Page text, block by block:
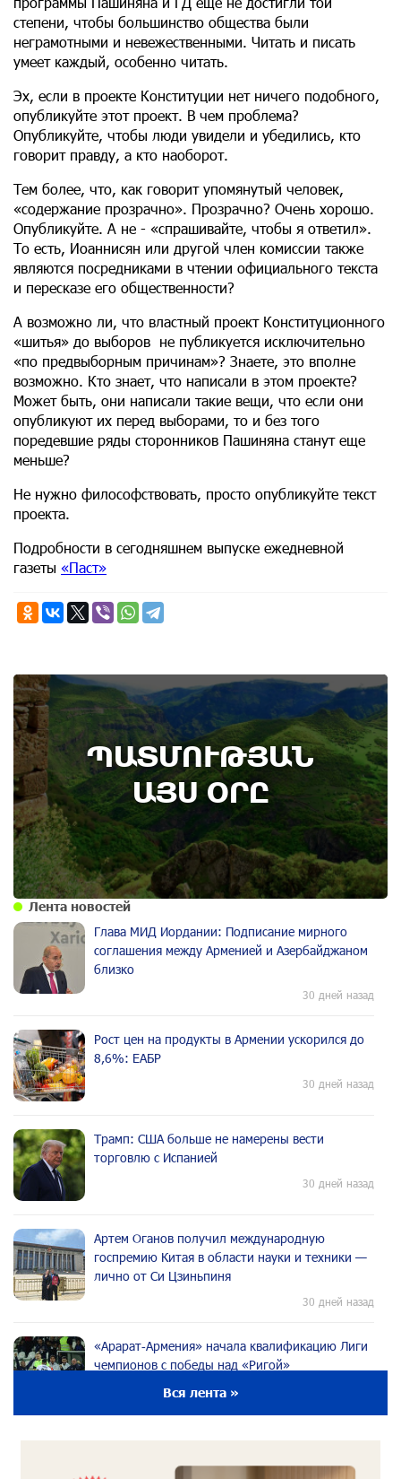
степени, чтобы большинство общества были
неграмотными и невежественными. Читать и писать
умеет каждый, особенно читать.
Эх, если в проекте Конституции нет ничего подобного,
опубликуйте этот проект. В чем проблема?
Опубликуйте, чтобы люди увидели и убедились, кто
говорит правду, а кто наоборот.
Тем более, что, как говорит упомянутый человек,
«содержание прозрачно». Прозрачно? Очень хорошо.
Опубликуйте. А не - «спрашивайте, чтобы я ответил».
То есть, Иоаннисян или другой член комиссии также
являются посредниками в чтении официального текста
и пересказе его общественности?
А возможно ли, что властный проект Конституционного
«шитья» до выборов не публикуется исключительно
«по предвыборным причинам»? Знаете, это вполне
возможно. Кто знает, что написали в этом проекте?
Может быть, они написали такие вещи, что если они
опубликуют их перед выборами, то и без того
поредевшие ряды сторонников Пашиняна станут еще
меньше?
Не нужно философствовать, просто опубликуйте текст
проекта.
Подробности в сегодняшнем выпуске ежедневной
газеты «Паст»
ՊԱՏՄՈՒԹՅԱՆ
ԱՅՍ ՕՐԸ
7th of August
Административный суд удовлетворил иск ААЦ
по делу монастыря Ованаванк
Лента новостей
Глава МИД Иордании: Подписание мирного
соглашения между Арменией и Азербайджаном
близко
30 дней назад
Рост цен на продукты в Армении ускорился до
8,6%: ЕАБР
30 дней назад
Трамп: США больше не намерены вести
торговлю с Испанией
30 дней назад
Артем Оганов получил международную
госпремию Китая в области науки и техники —
лично от Си Цзиньпиня
30 дней назад
«Арарат‑Армения» начала квалификацию Лиги
чемпионов с победы над «Ригой»
Аравийским морем
Вся лента »